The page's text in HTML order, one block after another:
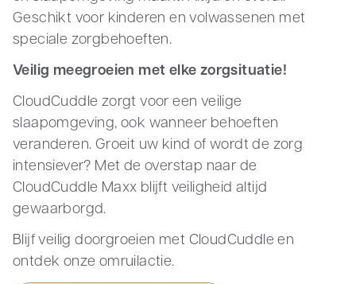
Geschikt voor kinderen en volwassenen met
speciale zorgbehoeften.
Veilig meegroeien met elke zorgsituatie!
CloudCuddle zorgt voor een veilige
slaapomgeving, ook wanneer behoeften
veranderen. Groeit uw kind of wordt de zorg
intensiever? Met de overstap naar de
CloudCuddle Maxx blijft veiligheid altijd
gewaarborgd.
Blijf veilig doorgroeien met CloudCuddle en
ontdek onze omruilactie.